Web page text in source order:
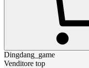
Dingdang_game
Venditore top